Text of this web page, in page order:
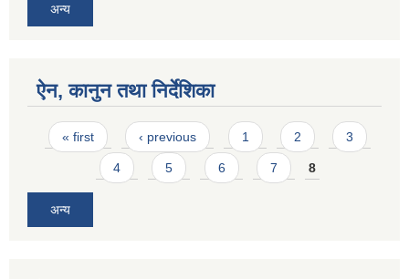
अन्य
ऐन, कानुन तथा निर्देशिका
Pages
« first ‹ previous 1 2 3
4 5 6 7 8
अन्य